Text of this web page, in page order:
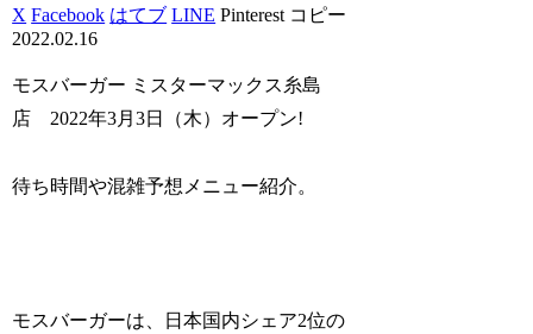
X Facebook はてブ LINE Pinterest コピー
2022.02.16
モスバーガー ミスターマックス糸島
店 2022年3月3日（木）オープン!
待ち時間や混雑予想メニュー紹介。
モスバーガーは、日本国内シェア2位の